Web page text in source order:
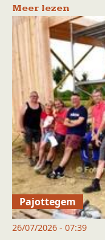
Meer lezen
Pajottegem
26/07/2026 - 07:39